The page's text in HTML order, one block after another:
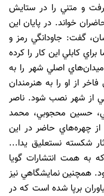
و متني را در ستايش
خواند. در پايان اين
گفت: جاودانگي رمز و
كابلي اين كار را كرده
اصلي شهر را به
از او را به هنرمندان
از شهر نصب شود. ناصر
حسين محجوبي، محمد
از چهره‌هاي حاضر در اين
شكسته نستعليق يدا...
به همت انتشارات گويا
همچنين نمايشگاهي نيز
برپا شده است كه در